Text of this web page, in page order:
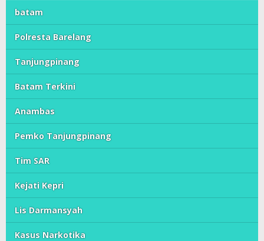
batam
Polresta Barelang
Tanjungpinang
Batam Terkini
Anambas
Pemko Tanjungpinang
Tim SAR
Kejati Kepri
Lis Darmansyah
Kasus Narkotika